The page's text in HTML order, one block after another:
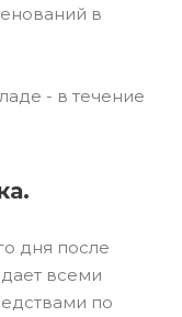
в
- в течение
дня после
всеми
по